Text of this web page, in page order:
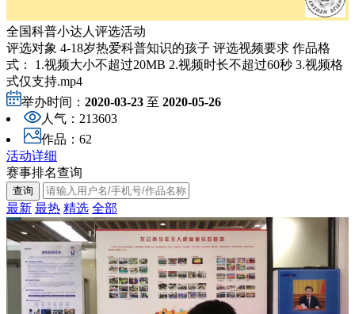
全国科普小达人评选活动
评选对象 4-18岁热爱科普知识的孩子 评选视频要求 作品格
式： 1.视频大小不超过20MB 2.视频时长不超过60秒 3.视频格
式仅支持.mp4
举办时间： 2020-03-23 至 2020-05-26
人气： 213603
作品： 62
活动详细
赛事排名查询
最新 最热 精选 全部